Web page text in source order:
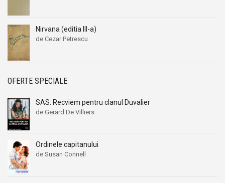
Nirvana (editia III-a)
de Cezar Petrescu
OFERTE SPECIALE
SAS: Recviem pentru clanul Duvalier
de Gerard De Villiers
Ordinele capitanului
de Susan Connell